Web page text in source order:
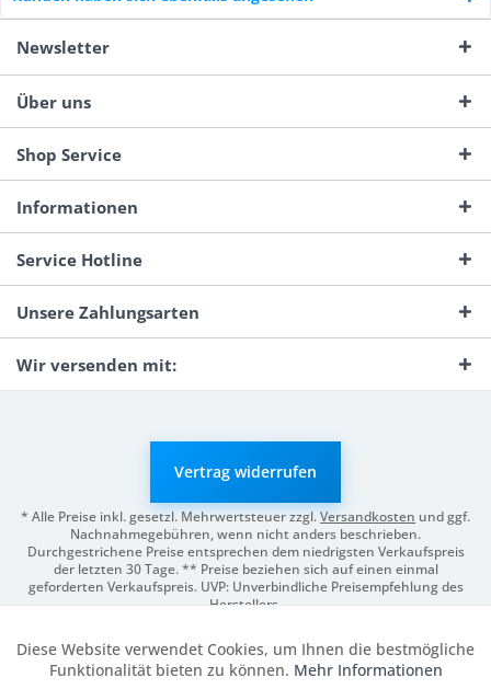
Newsletter
Über uns
Shop Service
Informationen
Service Hotline
Unsere Zahlungsarten
Wir versenden mit:
Vertrag widerrufen
* Alle Preise inkl. gesetzl. Mehrwertsteuer zzgl.Versandkosten und ggf.
Nachnahmegebühren, wenn nicht anders beschrieben.
Durchgestrichene Preise entsprechen dem niedrigsten Verkaufspreis
der letzten 30 Tage. ** Preise beziehen sich auf einen einmal
geforderten Verkaufspreis. UVP: Unverbindliche Preisempfehlung des
Herstellers.
Funktionale Aktiv
Diese Website verwendet Cookies, um Ihnen die bestmögliche
Funktionalität bieten zu können. Mehr Informationen